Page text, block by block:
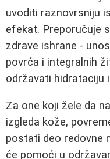
uvoditi raznovrsniju
efekat. Preporučuje
zdrave ishrane -
povrća i integralnih
održavati hidrataciju
Za one koji žele da
izgleda kože,
postati deo redovne
će pomoći u